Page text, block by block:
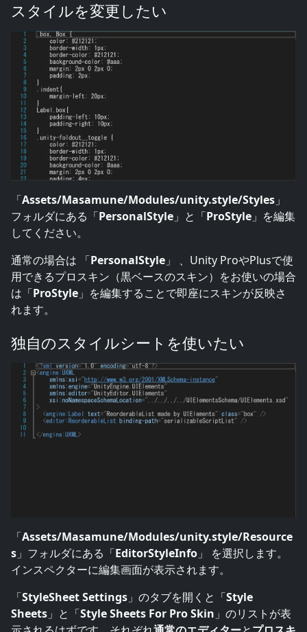
スタイルを変更したい
「Assets/Masamune/Modules/unity.style/Styles 」
フォルダにある「PersonalStyle 」と「ProStyle 」を編集
してください。
通常の場合は 「PersonalStyle 」 、Unity ProやPlusで使
用できるプロスキン（黒ベースのスキン）をお使いの場合
は「ProStyle 」を編集することで即座にスキンが反映さ
れます。
独自のスタイルシートを使いたい
「Assets/Masamune/Modules/unity.style/Resource
s 」フォルダにある「EditorStyleInfo 」 を選択します。
インスペクターに編集画面が表示されます。
「StyleSheet Settings 」のタブを開くと「Style
Sheets 」と「Style Sheets For Pro Skin 」のリストが表